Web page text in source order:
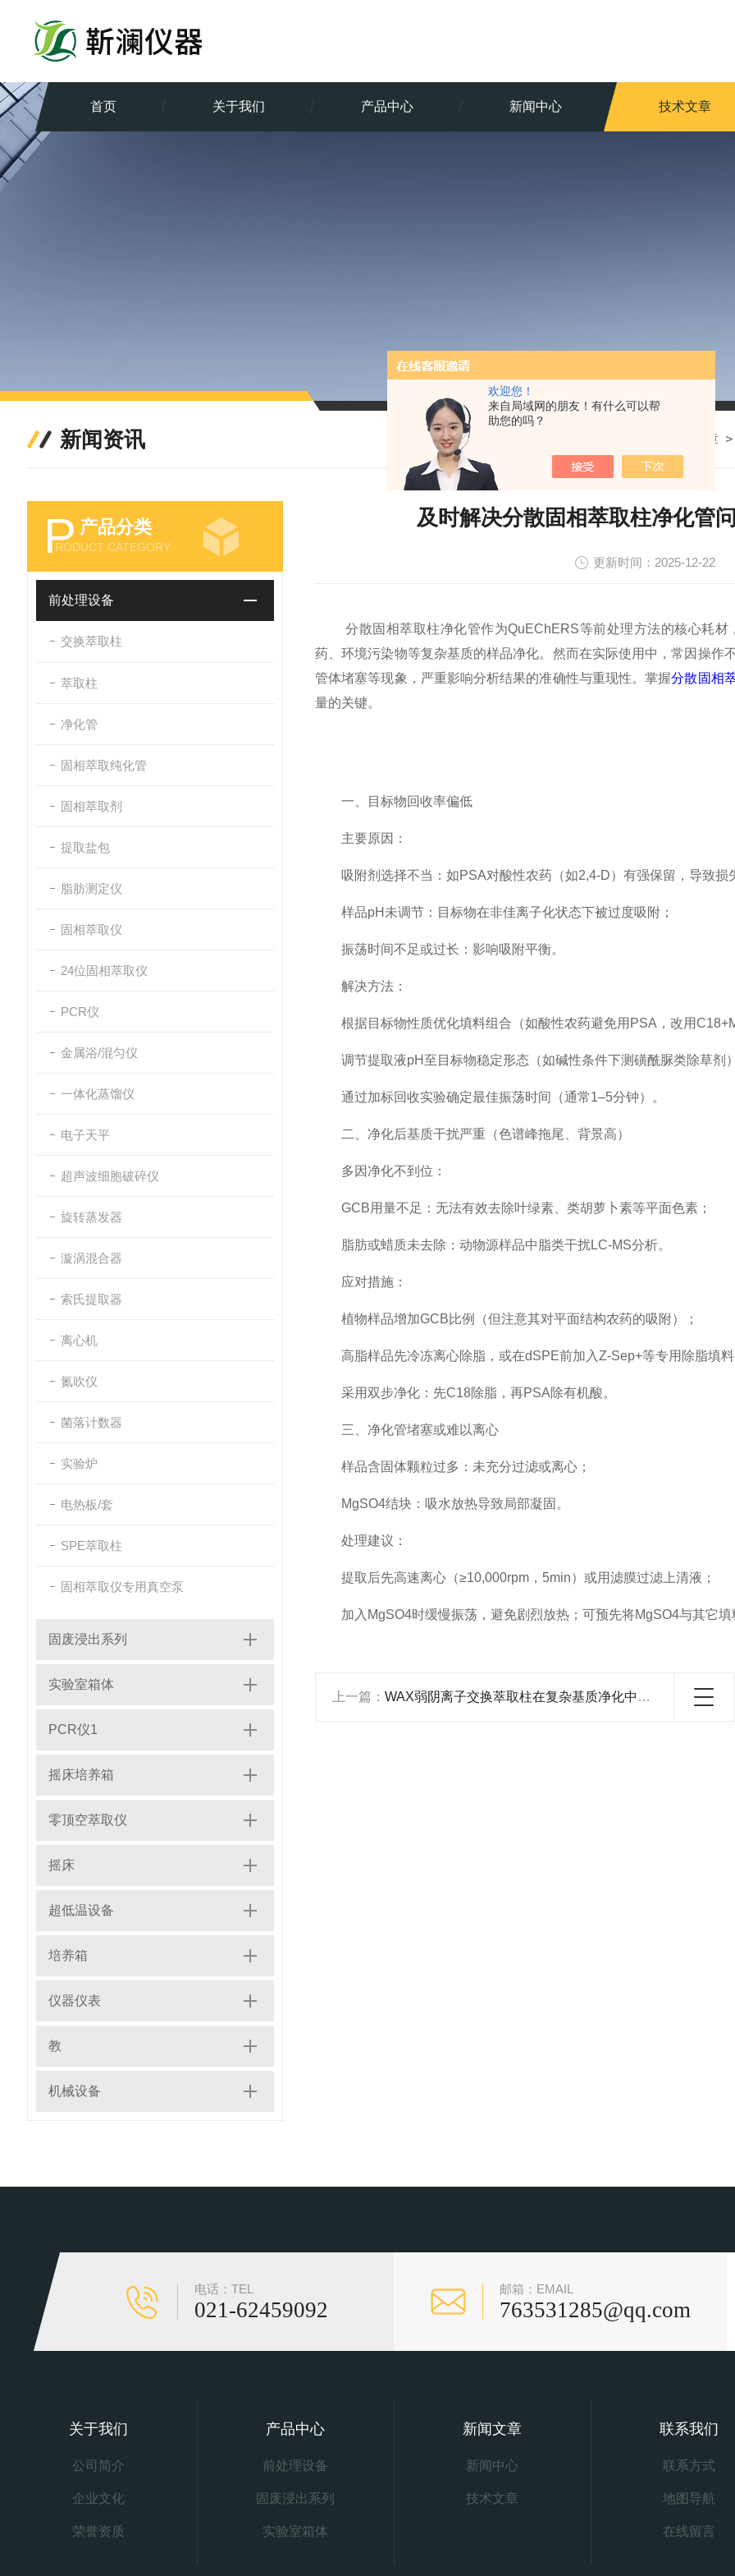
欢迎您！
来自局域网的朋友！有什么可以帮
助您的吗？
首页 关于我们 产品中心 新闻中心 技术文章
新闻资讯 技术文章 >
P 产品分类
RODUCT CATEGORY
前处理设备
交换萃取柱
萃取柱
净化管
固相萃取纯化管
固相萃取剂
提取盐包
脂肪测定仪
固相萃取仪
24位固相萃取仪
PCR仪
金属浴/混匀仪
一体化蒸馏仪
电子天平
超声波细胞破碎仪
旋转蒸发器
漩涡混合器
索氏提取器
离心机
氮吹仪
菌落计数器
实验炉
电热板/套
SPE萃取柱
固相萃取仪专用真空泵
固废浸出系列
实验室箱体
PCR仪1
摇床培养箱
零顶空萃取仪
摇床
超低温设备
培养箱
仪器仪表
教
机械设备
及时解决分散固相萃取柱净化管
更新时间：2025-12-22
分散固相萃取柱净化管作为QuEChERS等前处理方法的核心耗材
药、环境污染物等复杂基质的样品净化。然而在实际使用中，常因操作
管体堵塞等现象，严重影响分析结果的准确性与重现性。掌握分散固相
量的关键。
一、目标物回收率偏低
主要原因：
吸附剂选择不当：如PSA对酸性农药（如2,4-D）有强保留，导致损
样品pH未调节：目标物在非佳离子化状态下被过度吸附；
振荡时间不足或过长：影响吸附平衡。
解决方法：
根据目标物性质优化填料组合（如酸性农药避免用PSA，改用
调节提取液pH至目标物稳定形态（如碱性条件下测磺酰脲类除草剂
通过加标回收实验确定最佳振荡时间（通常1–5分钟）。
二、净化后基质干扰严重（色谱峰拖尾、背景高）
多因净化不到位：
GCB用量不足：无法有效去除叶绿素、类胡萝卜素等平面色素；
脂肪或蜡质未去除：动物源样品中脂类干扰LC-MS分析。
应对措施：
植物样品增加GCB比例（但注意其对平面结构农药的吸附）；
高脂样品先冷冻离心除脂，或在dSPE前加入Z-Sep+等专用除脂填料
采用双步净化：先C18除脂，再PSA除有机酸。
三、净化管堵塞或难以离心
样品含固体颗粒过多：未充分过滤或离心；
MgSO4结块：吸水放热导致局部凝固。
处理建议：
提取后先高速离心（≥10,000rpm，5min）或用滤膜过滤上清液；
加入MgSO4时缓慢振荡，避免剧烈放热；可预先将MgSO4与其它填
上一篇： WAX弱阴离子交换萃取柱在复杂基质净化中大放异彩
电话：TEL
021-62459092
邮箱：EMAIL
763531285@qq.com
关于我们
公司简介
企业文化
荣誉资质
产品中心
前处理设备
固废浸出系列
实验室箱体
新闻文章
新闻中心
技术文章
联系我们
联系方式
地图导航
在线留言